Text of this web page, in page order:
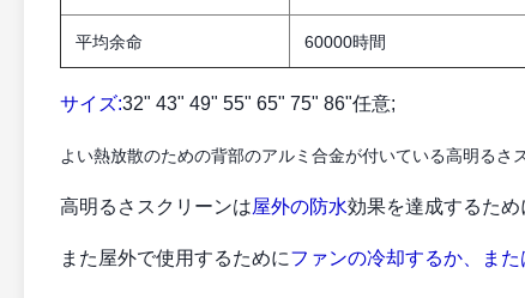
平均余命 60000時間
サイズ:32" 43" 49" 55" 65" 75" 86"任意;
よい熱放散のための背部のアルミ合金が付いている高明るさ
高明るさスクリーンは屋外の防水効果を達成するため
また屋外で使用するためにファンの冷却するか、ま